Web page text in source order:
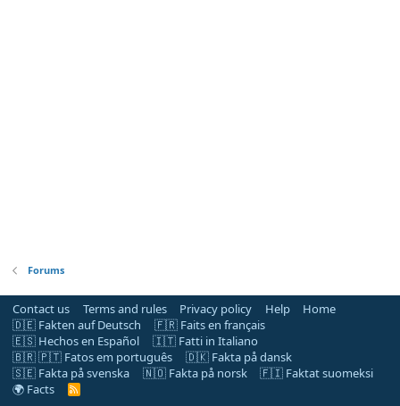
Forums
Contact us Terms and rules Privacy policy Help
Home
🇩🇪 Fakten auf Deutsch
🇫🇷 Faits en français
🇪🇸 Hechos en Español
🇮🇹 Fatti in Italiano
🇧🇷 🇵🇹 Fatos em português
🇩🇰 Fakta på dansk
🇸🇪 Fakta på svenska
🇳🇴 Fakta på norsk
🇫🇮 Faktat suomeksi
🌍 Facts
R